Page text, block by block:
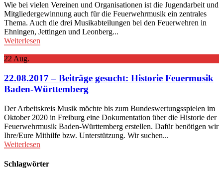
Wie bei vielen Vereinen und Organisationen ist die Jugendarbeit und
Mitgliedergewinnung auch für die Feuerwehrmusik ein zentrales
Thema. Auch die drei Musikabteilungen bei den Feuerwehren in
Ehningen, Jettingen und Leonberg...
Weiterlesen
22 Aug.
22.08.2017 – Beiträge gesucht: Historie Feuermusik
Baden-Württemberg
Der Arbeitskreis Musik möchte bis zum Bundeswertungsspielen im
Oktober 2020 in Freiburg eine Dokumentation über die Historie der
Feuerwehrmusik Baden-Württemberg erstellen. Dafür benötigen wir
Ihre/Eure Mithilfe bzw. Unterstützung. Wir suchen...
Weiterlesen
Schlagwörter